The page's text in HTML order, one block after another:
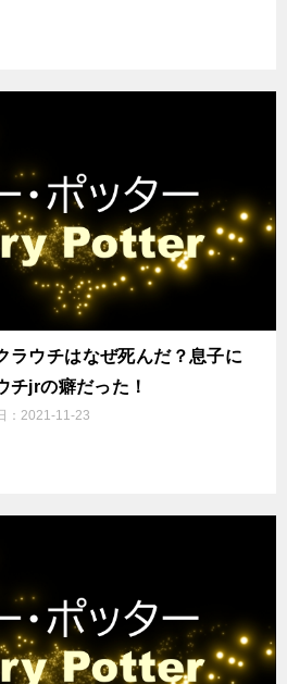
ラウチはなぜ死んだ？息子に
チjrの癖だった！
： 2021-11-23